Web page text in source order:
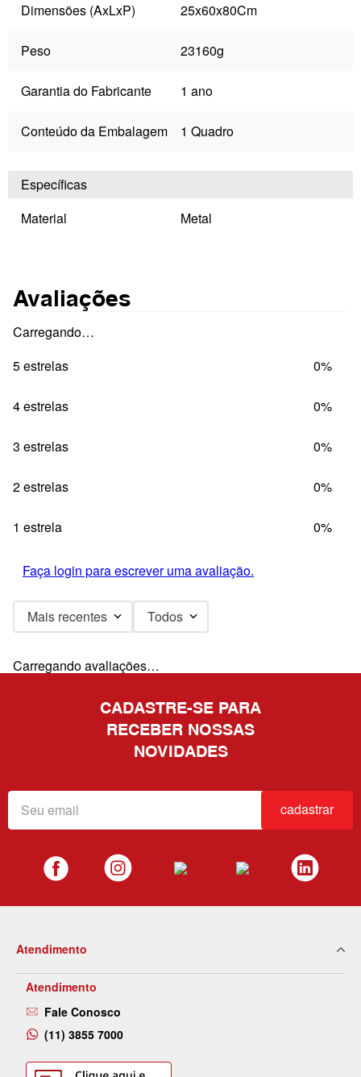
Dimensões (AxLxP) 25x60x80Cm
Peso 23160g
Garantia do Fabricante 1 ano
Conteúdo da Embalagem 1 Quadro
Específicas
Material
Metal
Avaliações
Carregando…
5 estrelas
0%
4 estrelas 0%
3 estrelas 0%
2 estrelas 0%
1 estrela 0%
Faça login para escrever uma avaliação.
Mais recentes Todos
Carregando avaliações…
CADASTRE-SE PARA
RECEBER NOSSAS
NOVIDADES
cadastrar
Atendimento
Atendimento
Fale Conosco
(11) 3855 7000